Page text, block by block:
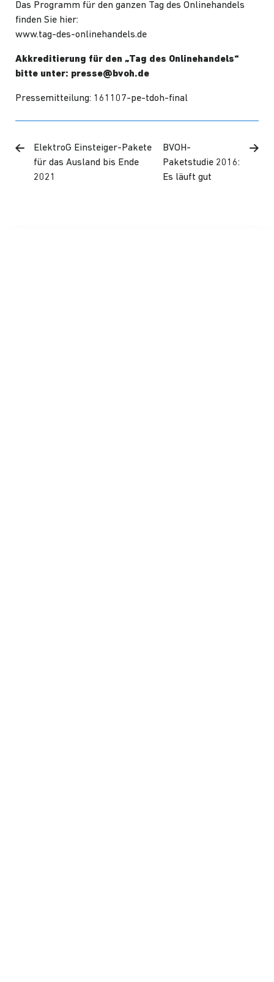
Das Programm für den ganzen Tag des Onlinehandels
finden Sie hier:
www.tag-des-onlinehandels.de
Akkreditierung für den „Tag des Onlinehandels“
bitte unter: presse@bvoh.de
Pressemitteilung: 161107-pe-tdoh-final
ElektroG Einsteiger-Pakete
für das Ausland bis Ende
2021
BVOH-
Paketstudie 2016:
Es läuft gut